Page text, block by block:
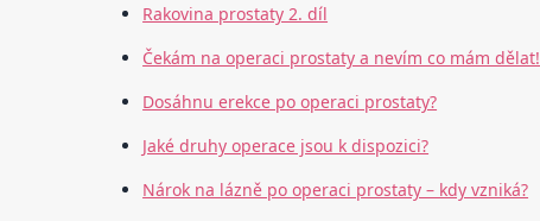
Rakovina prostaty 2. díl
Čekám na operaci prostaty a nevím co mám dělat!
Dosáhnu erekce po operaci prostaty?
Jaké druhy operace jsou k dispozici?
Nárok na lázně po operaci prostaty – kdy vzniká?